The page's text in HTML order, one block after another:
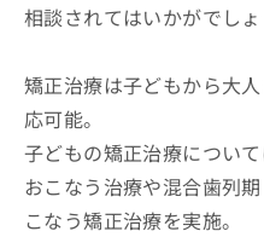
相談されてはいかがでしょ
矯正治療は子どもから大
応可能。
子どもの矯正治療につい
おこなう治療や混合歯列
こなう矯正治療を実施。